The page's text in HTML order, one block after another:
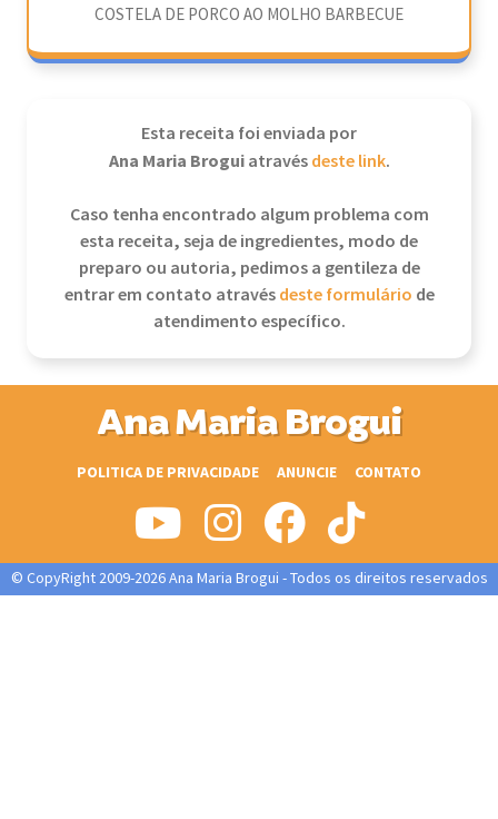
COSTELA DE PORCO AO MOLHO BARBECUE
Esta receita foi enviada por
Ana Maria Broguiatravésdeste link.
Caso tenha encontrado algum problema com
esta receita, seja de ingredientes, modo de
preparo ou autoria, pedimos a gentileza de
entrar em contato atravésdeste formulário de
atendimento específico.
Ana Maria Brogui
POLITICA DE PRIVACIDADE ANUNCIE CONTATO
© CopyRight 2009-2026 Ana Maria Brogui - Todos os direitos reservados